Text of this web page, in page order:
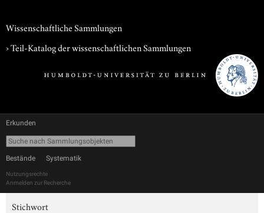
Wissenschaftliche Sammlungen
› Teil-Katalog der wissenschaftlichen Sammlungen
Erkunden
Bestände Systematik
Nutzungsrechte
Anmelden zur Recherche
Stichwort